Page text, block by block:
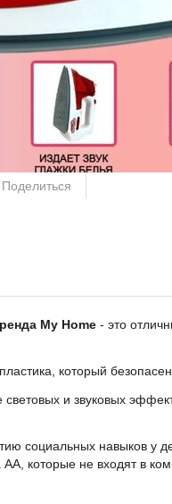
Поделиться
My Home - это
который
световых и звуковых
социальных навыков
которые не входят в